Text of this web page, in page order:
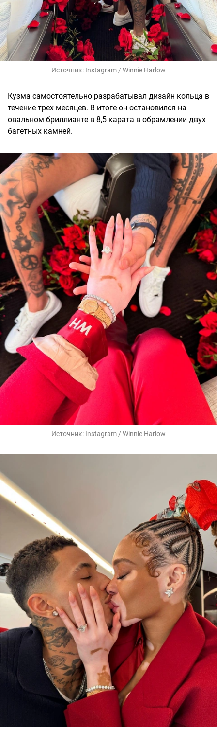
Источник: Instagram / Winnie Harlow
Кузма самостоятельно разрабатывал дизайн кольца в
течение трех месяцев. В итоге он остановился на
овальном бриллианте в 8,5 карата в обрамлении двух
багетных камней.
Источник: Instagram / Winnie Harlow